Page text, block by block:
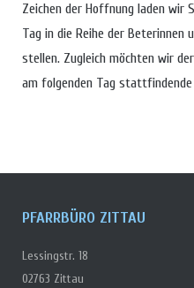
Zeichen der Hoffnung laden wir
Tag in die Reihe der Beterinnen
stellen. Zugleich möchten wir
am folgenden Tag stattfindende
PFARRBÜRO ZITTAU
Lessingstr. 18
02763 Zittau